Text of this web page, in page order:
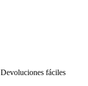
Devoluciones fáciles